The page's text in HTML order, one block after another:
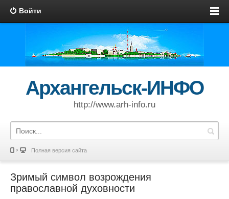
Войти
Архангельск-ИНФО
http://www.arh-info.ru
Полная версия сайта
Зримый символ возрождения
православной духовности